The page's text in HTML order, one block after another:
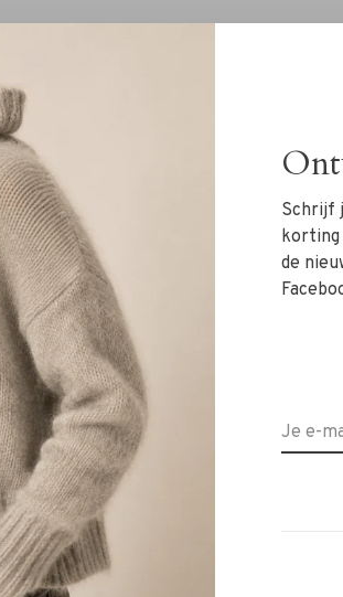
RIVS-team via de chat of
Schrijf
korting
de